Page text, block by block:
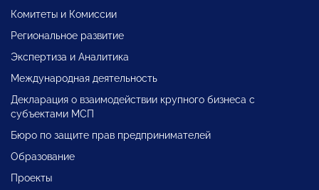
Комитеты и Комиссии
Региональное развитие
Экспертиза и Аналитика
Международная деятельность
Декларация о взаимодействии крупного бизнеса с
субъектами МСП
Бюро по защите прав предпринимателей
Образование
Проекты